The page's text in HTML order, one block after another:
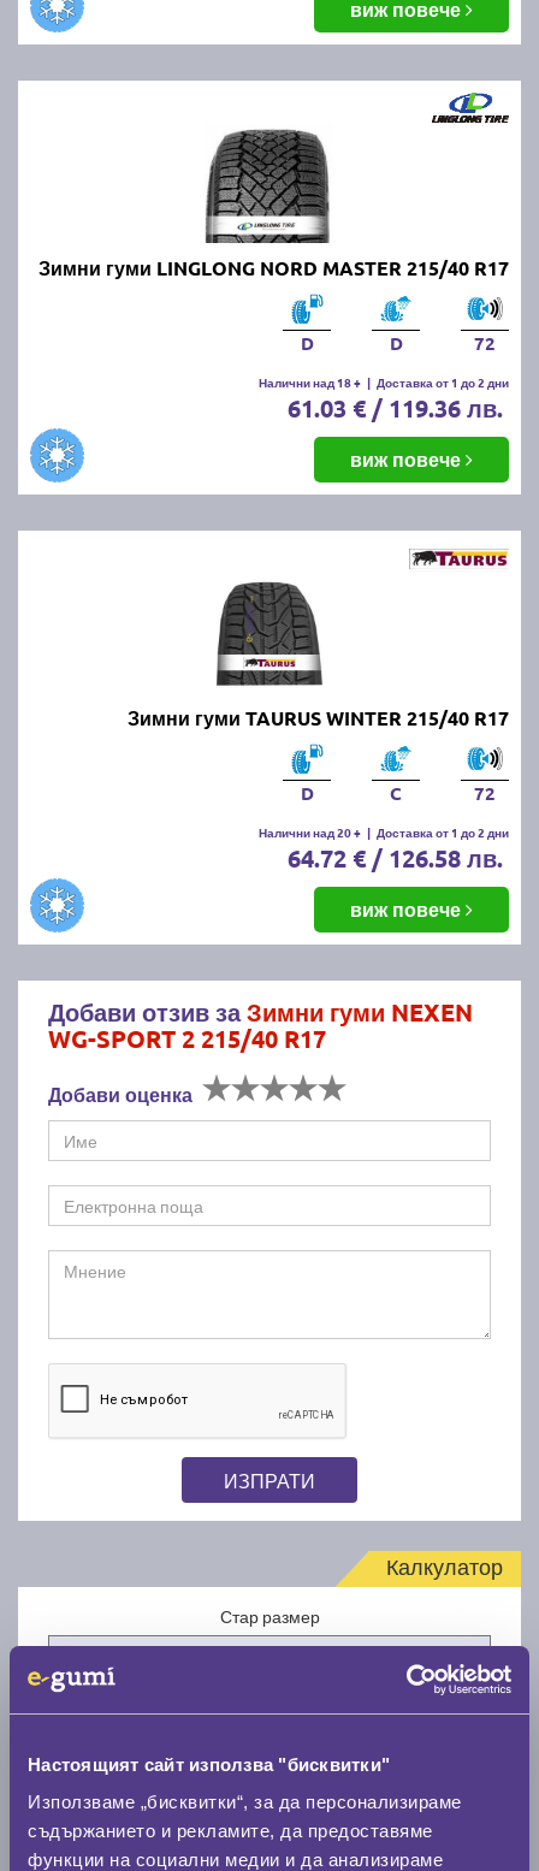
Настоящият сайт използва "бисквитки"
Използваме „бисквитки“, за да персонализираме
съдържанието и рекламите, да предоставяме
функции на социални медии и да анализираме
виж повече
Зимни гуми LINGLONG NORD MASTER 215/40 R17
D D 72
Налични над 18 + | Доставка от 1 до 2 дни
61.03 € / 119.36 лв.
виж повече
Зимни гуми TAURUS WINTER 215/40 R17
D C 72
Налични над 20 + | Доставка от 1 до 2 дни
64.72 € / 126.58 лв.
виж повече
Добави отзив заЗимни гуми NEXEN
WG-SPORT 2 215/40 R17
Добави оценка
ИЗПРАТИ
Калкулатор
Стар размер
Нов размер